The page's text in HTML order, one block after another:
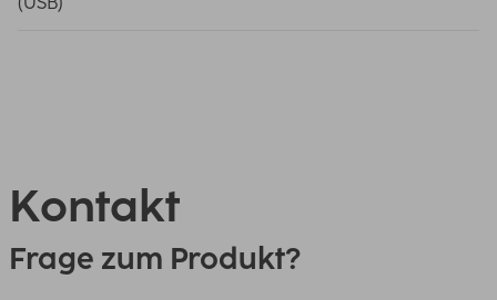
Kontakt
Frage zum Produkt?